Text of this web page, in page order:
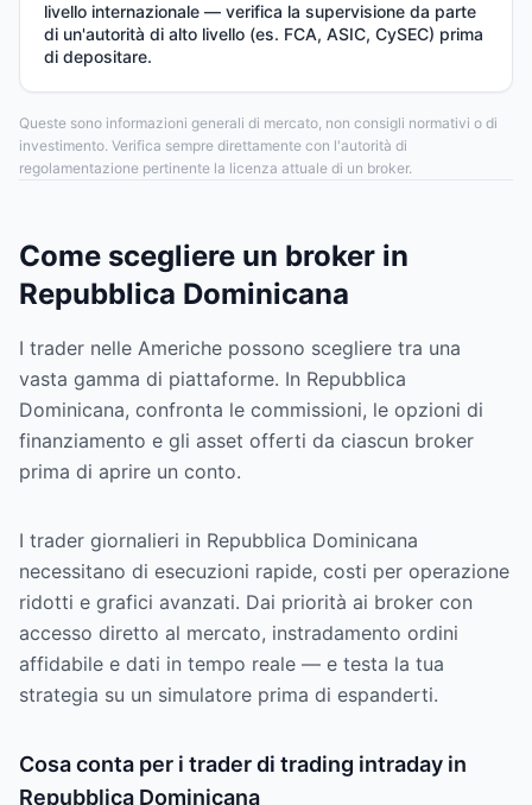
livello internazionale — verifica la supervisione da parte
di un'autorità di alto livello (es. FCA, ASIC, CySEC) prima
di depositare.
Queste sono informazioni generali di mercato, non consigli normativi o di
investimento. Verifica sempre direttamente con l'autorità di
regolamentazione pertinente la licenza attuale di un broker.
Come scegliere un broker in
Repubblica Dominicana
I trader nelle Americhe possono scegliere tra una
vasta gamma di piattaforme. In Repubblica
Dominicana, confronta le commissioni, le opzioni di
finanziamento e gli asset offerti da ciascun broker
prima di aprire un conto.
I trader giornalieri in Repubblica Dominicana
necessitano di esecuzioni rapide, costi per operazione
ridotti e grafici avanzati. Dai priorità ai broker con
accesso diretto al mercato, instradamento ordini
affidabile e dati in tempo reale — e testa la tua
strategia su un simulatore prima di espanderti.
Cosa conta per i trader di trading intraday in
Repubblica Dominicana